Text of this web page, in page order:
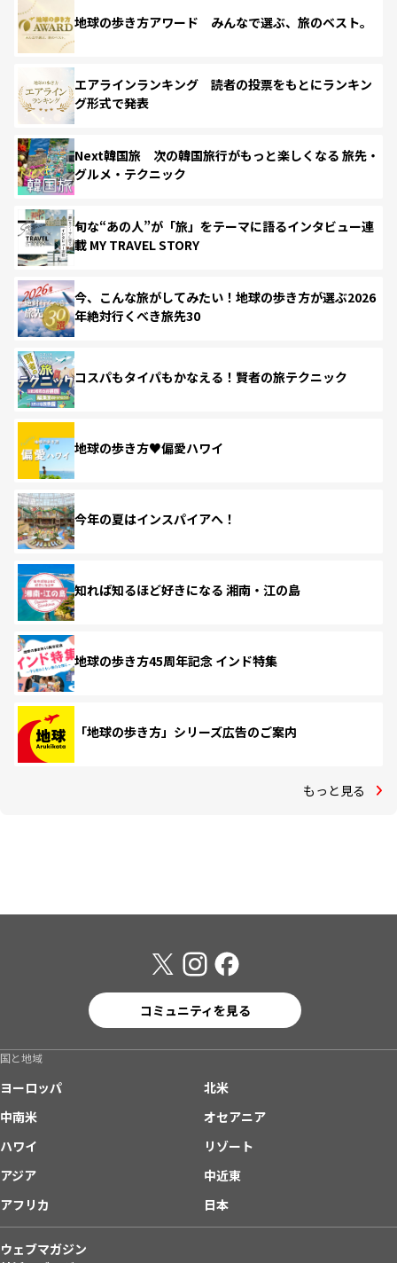
地球の歩き方アワード みんなで選ぶ、旅のベスト。
エアラインランキング 読者の投票をもとにランキン
グ形式で発表
Next韓国旅 次の韓国旅行がもっと楽しくなる 旅先・
グルメ・テクニック
旬な“あの人”が「旅」をテーマに語るインタビュー連
載 MY TRAVEL STORY
今、こんな旅がしてみたい！地球の歩き方が選ぶ2026
年絶対行くべき旅先30
コスパもタイパもかなえる！賢者の旅テクニック
地球の歩き方♥偏愛ハワイ
今年の夏はインスパイアへ！
知れば知るほど好きになる 湘南・江の島
地球の歩き方45周年記念 インド特集
「地球の歩き方」シリーズ広告のご案内
もっと見る
コミュニティを見る
国と地域
ヨーロッパ
北米
中南米
オセアニア
ハワイ
リゾート
アジア
中近東
アフリカ
日本
ウェブマガジン